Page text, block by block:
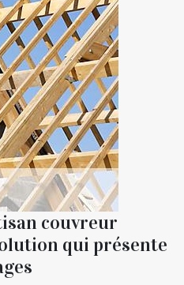
couvreur
qui présente